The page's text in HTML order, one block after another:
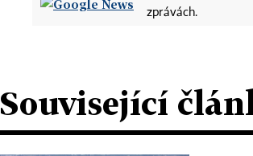
zprávách.
Související